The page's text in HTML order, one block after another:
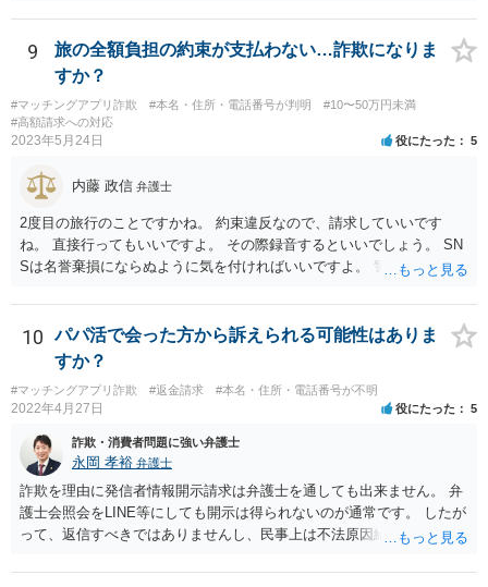
9
旅の全額負担の約束が支払わない…詐欺になりま
すか？
#マッチングアプリ詐欺 #本名・住所・電話番号が判明
#10〜50万円未満
#高額請求への対応
2023年5月24日 役にたった 5
内藤 政信 弁護士
2度目の旅行のことですかね。 約束違反なので、請求していいです
ね。 直接行ってもいいですよ。 その際録音するといいでしょう。 SN
Sは名誉棄損にならぬように気を付ければいいですよ。 警察に行って
10
パパ活で会った方から訴えられる可能性はありま
すか？
#マッチングアプリ詐欺 #返金請求 #本名・住所・電話番号が不明
2022年4月27日 役にたった 5
詐欺・消費者問題に強い弁護士
永岡 孝裕 弁護士
詐欺を理由に発信者情報開示請求は弁護士を通しても出来ません。 弁
護士会照会をLINE等にしても開示は得られないのが通常です。 したが
って、返信すべきではありませんし、民事上は不法原因給付となり返
件のようなパパ活のような案件においては警察が動くことは実務上少